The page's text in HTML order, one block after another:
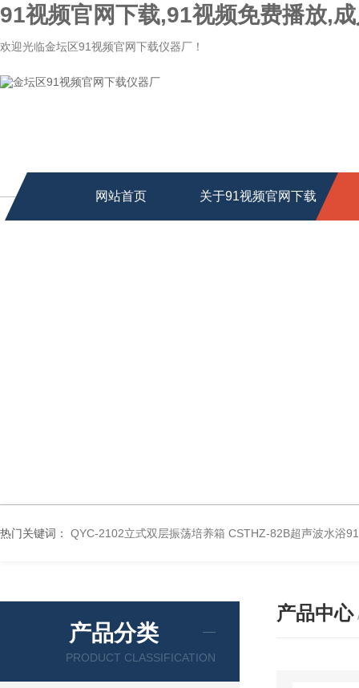
91视频官网下载,91视频免费播放,
欢迎光临金坛区91视频官网下载仪器厂！
网站首页 关于91视频官网下载
热门关键词： QYC-2102立式双层振荡培养箱 CSTHZ-82B超声波水浴
产品分类
PRODUCT CLASSIFICATION
产品中心